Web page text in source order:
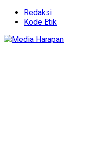
Redaksi
Kode Etik